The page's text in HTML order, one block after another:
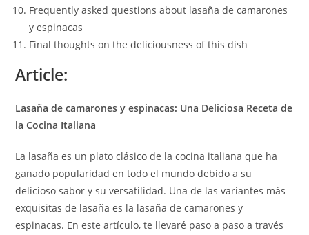
Frequently asked questions about lasaña de camarones
y espinacas
Final thoughts on the deliciousness of this dish
Article:
Lasaña de camarones y espinacas: Una Deliciosa Receta de
la Cocina Italiana
La lasaña es un plato clásico de la cocina italiana que ha
ganado popularidad en todo el mundo debido a su
delicioso sabor y su versatilidad. Una de las variantes más
exquisitas de lasaña es la lasaña de camarones y
espinacas. En este artículo, te llevaré paso a paso a través